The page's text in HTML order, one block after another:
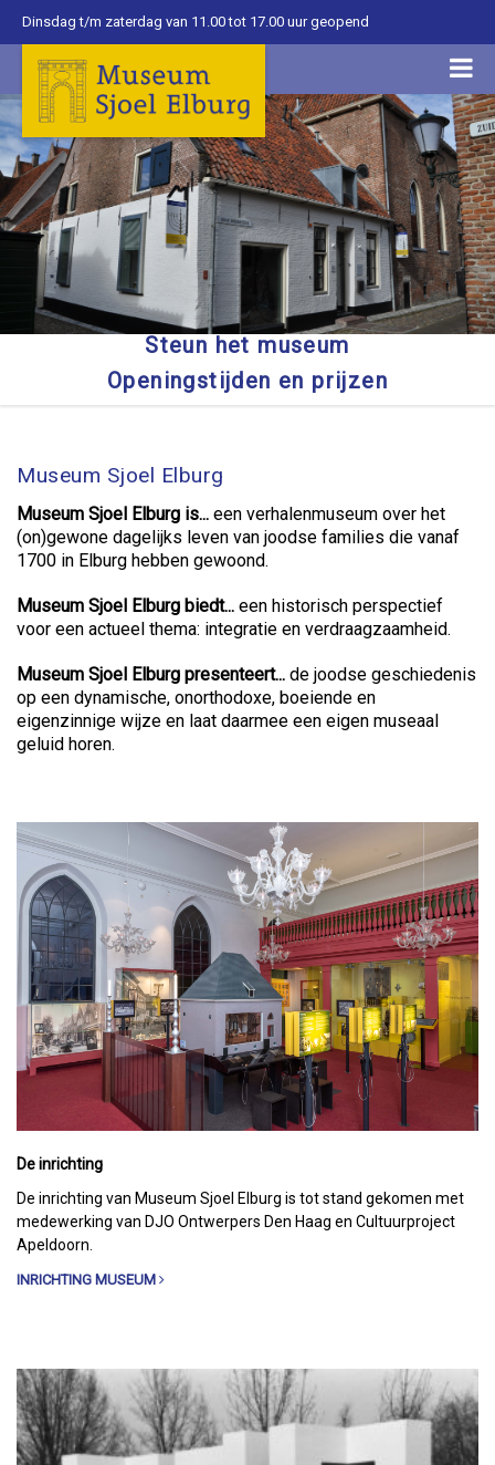
Dinsdag t/m zaterdag van 11.00 tot 17.00 uur geopend
Steun het museum
Openingstijden en prijzen
Museum Sjoel Elburg
Museum Sjoel Elburg is... een verhalenmuseum over het
(on)gewone dagelijks leven van joodse families die vanaf
1700 in Elburg hebben gewoond.
Museum Sjoel Elburg biedt... een historisch perspectief
voor een actueel thema: integratie en verdraagzaamheid.
Museum Sjoel Elburg presenteert... de joodse geschiedenis
op een dynamische, onorthodoxe, boeiende en
eigenzinnige wijze en laat daarmee een eigen museaal
geluid horen.
De inrichting
De inrichting van Museum Sjoel Elburg is tot stand gekomen met
medewerking van DJO Ontwerpers Den Haag en Cultuurproject
Apeldoorn.
INRICHTING MUSEUM